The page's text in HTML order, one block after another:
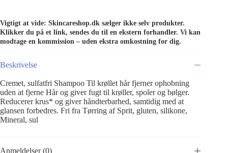
Vigtigt at vide: Skincareshop.dk sælger ikke selv produkter.
Klikker du på et link, sendes du til en ekstern forhandler. Vi kan
modtage en kommission – uden ekstra omkostning for dig.
Beskrivelse
Cremet, sulfatfri Shampoo Til krøllet hår fjerner ophobning
uden at fjerne Hår og giver fugt til krøller, spoler og bølger.
Reducerer krus* og giver håndterbarhed, samtidig med at
glansen forbedres. Fri fra Tørring af Sprit, gluten, silikone,
Mineral, sul
Anmeldelser (0)